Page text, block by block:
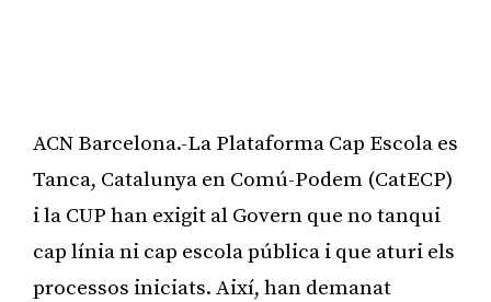
ACN Barcelona.-La Plataforma Cap Escola es
Tanca, Catalunya en Comú-Podem (CatECP)
i la CUP han exigit al Govern que no tanqui
cap línia ni cap escola pública i que aturi els
processos iniciats. Així, han demanat